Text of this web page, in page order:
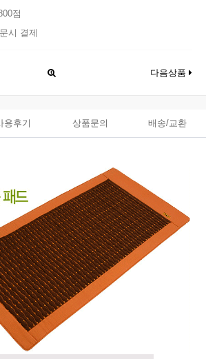
점
시 결제
다음상품
용후기 상품문의 배송/교환